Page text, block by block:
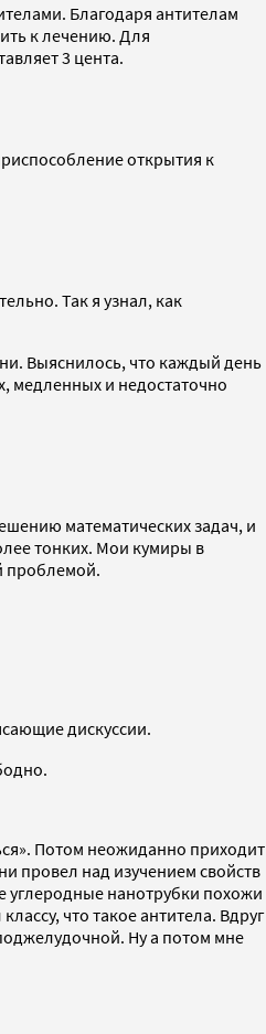
Благодаря антителам
к лечению. Для
3 цента.
открытия к
Так я узнал, как
Выяснилось, что каждый день
медленных и недостаточно
математических задач, и
тонких. Мои кумиры в
проблемой.
дискуссии.
Потом неожиданно приходит
провел над изучением свойств
углеродные нанотрубки похожи
что такое антитела. Вдруг
Ну а потом мне